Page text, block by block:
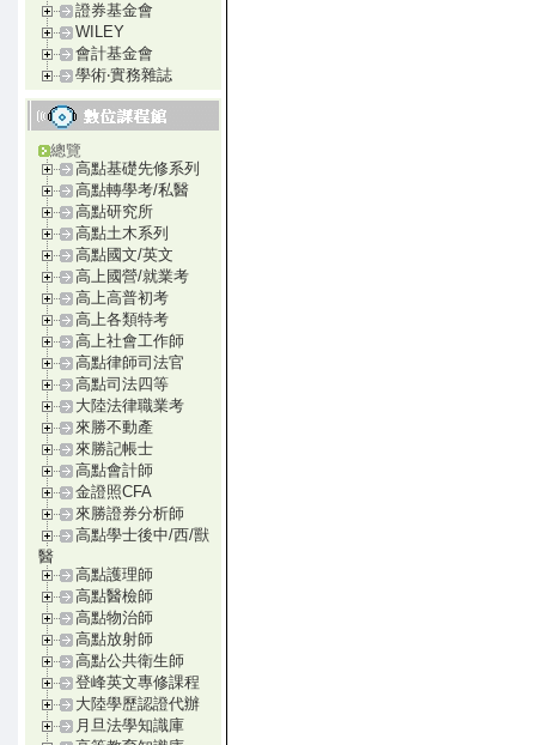
證券基金會
WILEY
會計基金會
學術‧實務雜誌
總覽
高點基礎先修系列
高點轉學考/私醫
高點研究所
高點土木系列
高點國文/英文
高上國營/就業考
高上高普初考
高上各類特考
高上社會工作師
高點律師司法官
高點司法四等
大陸法律職業考
來勝不動產
來勝記帳士
高點會計師
金證照CFA
來勝證券分析師
高點學士後中/西/獸
醫
高點護理師
高點醫檢師
高點物治師
高點放射師
高點公共衛生師
登峰英文專修課程
大陸學歷認證代辦
月旦法學知識庫